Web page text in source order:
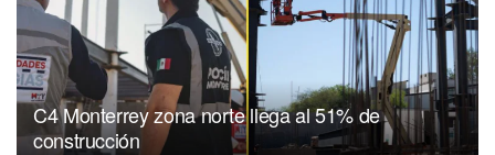
C4 Monterrey zona norte llega al 51% de
construcción